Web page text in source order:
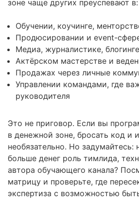
зоне чаще других преуспевают в:
Обучении, коучинге,
Продюсировании и event-
Медиа, журналистике, блогинге
Актёрском мастерстве и
Продажах через личные
Управлении командами, где
руководителя
Это не приговор. Если вы
в денежной зоне, бросать код и
необязательно. Но задумайтесь:
больше денег роль тимлида,
автора обучающего канала?
матрицу и проверьте, где
экспертиза с возможностью